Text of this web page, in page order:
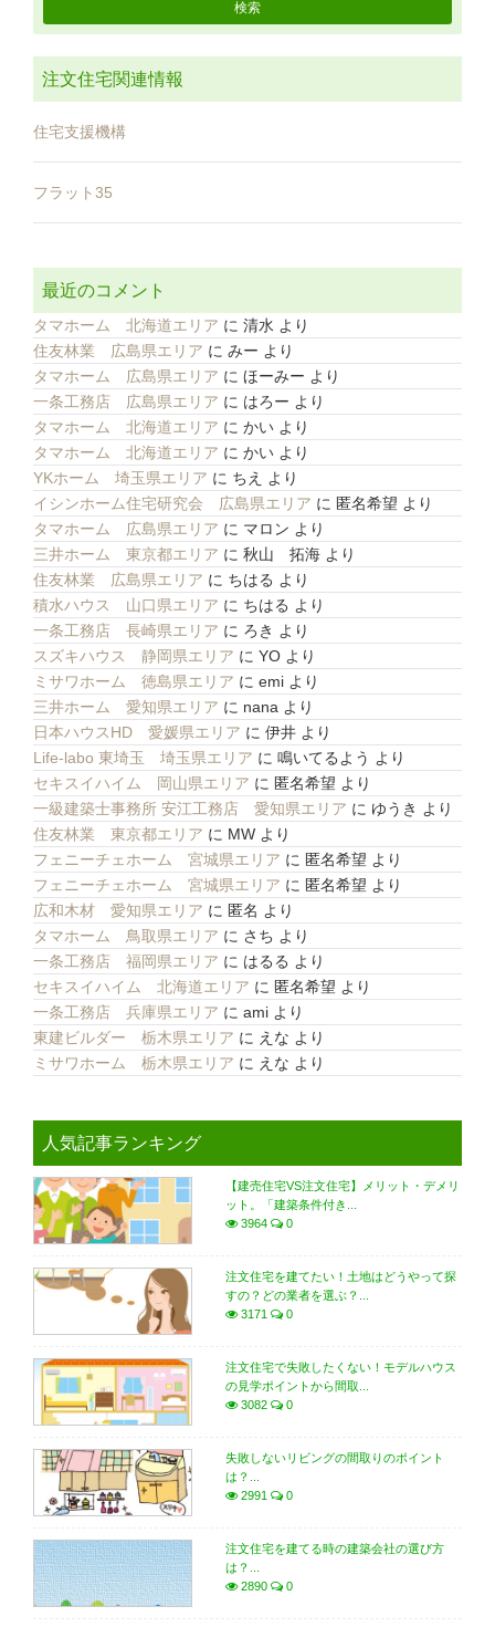
注文住宅関連情報
住宅支援機構
フラット35
最近のコメント
タマホーム 北海道エリア に 清水 より
住友林業 広島県エリア に みー より
タマホーム 広島県エリア に ほーみー より
一条工務店 広島県エリア に はろー より
タマホーム 北海道エリア に かい より
タマホーム 北海道エリア に かい より
YKホーム 埼玉県エリア に ちえ
より
イシンホーム住宅研究会 広島県エリア に 匿名希望 より
タマホーム 広島県エリア に マロン より
三井ホーム 東京都エリア に 秋山 拓海 より
住友林業 広島県エリア に ちはる より
積水ハウス 山口県エリア に ちはる より
一条工務店 長崎県エリア に ろき より
スズキハウス 静岡県エリア に YO より
ミサワホーム 徳島県エリア に emi より
三井ホーム 愛知県エリア に nana より
日本ハウスHD 愛媛県エリア に 伊井 より
Life-labo 東埼玉 埼玉県エリア に 鳴いてるよう より
セキスイハイム 岡山県エリア に 匿名希望 より
一級建築士事務所 安江工務店 愛知県エリア に ゆうき より
住友林業 東京都エリア に MW より
フェニーチェホーム 宮城県エリア に 匿名希望 より
フェニーチェホーム 宮城県エリア に 匿名希望 より
広和木材 愛知県エリア に 匿名 より
タマホーム 鳥取県エリア に さち より
一条工務店 福岡県エリア に はるる より
セキスイハイム 北海道エリア に 匿名希望 より
一条工務店 兵庫県エリア に ami より
東建ビルダー 栃木県エリア に えな より
ミサワホーム 栃木県エリア に えな より
人気記事ランキング
【建売住宅VS注文住宅】メリット・デメリ
ット。「建築条件付き...
3964
0
注文住宅を建てたい！土地はどうやって探
すの？どの業者を選ぶ？...
3171
0
注文住宅で失敗したくない！モデルハウス
の見学ポイントから間取...
3082
0
失敗しないリビングの間取りのポイント
は？...
2991
0
注文住宅を建てる時の建築会社の選び方
は？...
2890
0